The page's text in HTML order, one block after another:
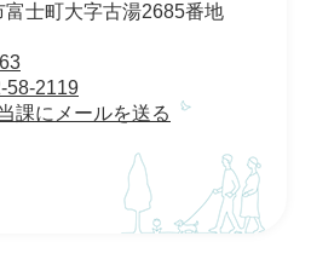
士町大字古湯2685番地
58-2119
課にメールを送る